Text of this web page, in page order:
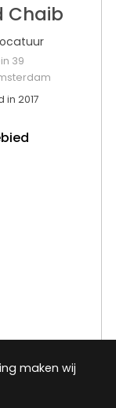
Chaib
39
in 2017
maken wij